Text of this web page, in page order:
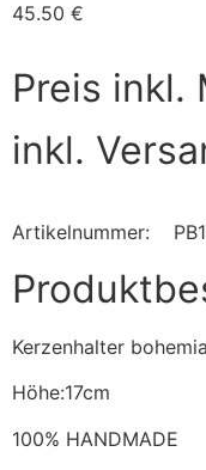
45.50 €
Preis inkl.
inkl.
Artikelnummer:
Kerzenhalter
Höhe:17cm
100% HANDMADE